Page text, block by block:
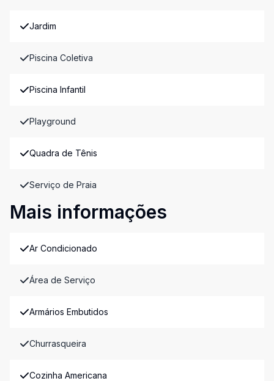
Jardim
Piscina Coletiva
Piscina Infantil
Playground
Quadra de Tênis
Serviço de Praia
Mais informações
Ar Condicionado
Área de Serviço
Armários Embutidos
Churrasqueira
Cozinha Americana